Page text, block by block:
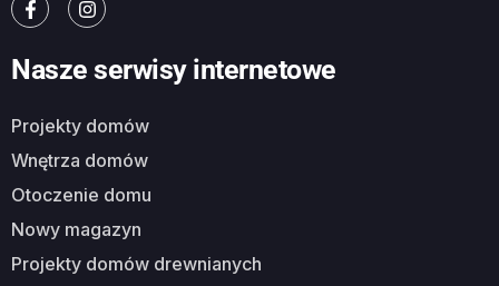
Nasze serwisy internetowe
Projekty domów
Wnętrza domów
Otoczenie domu
Nowy magazyn
Projekty domów drewnianych